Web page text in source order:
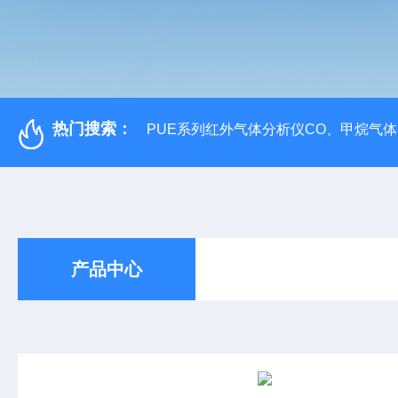
热门搜索： PUE系列红外气体分析仪CO、甲烷气
产品中心